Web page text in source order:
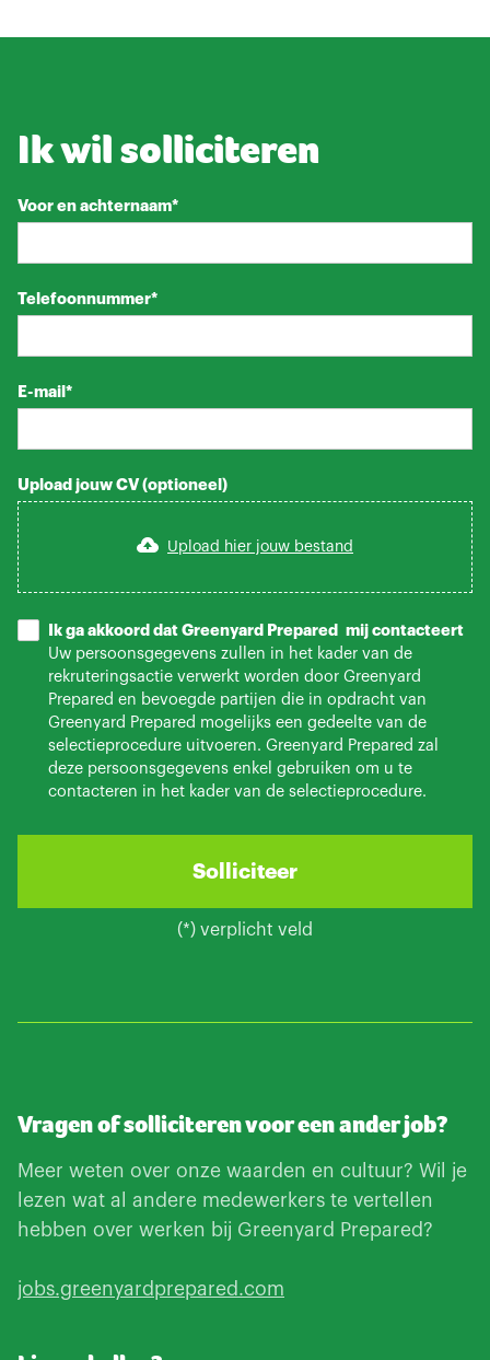
Ik wil solliciteren
Voor en achternaam*
Telefoonnummer*
E-mail*
Upload jouw CV (optioneel)
Upload hier jouw bestand
Ik ga akkoord dat Greenyard Prepared mij contacteert
Uw persoonsgegevens zullen in het kader van de
rekruteringsactie verwerkt worden door Greenyard
Prepared en bevoegde partijen die in opdracht van
Greenyard Prepared mogelijks een gedeelte van de
selectieprocedure uitvoeren. Greenyard Prepared zal
deze persoonsgegevens enkel gebruiken om u te
contacteren in het kader van de selectieprocedure.
(*) verplicht veld
Vragen of solliciteren voor een ander job?
Meer weten over onze waarden en cultuur? Wil je
lezen wat al andere medewerkers te vertellen
hebben over werken bij Greenyard Prepared?
jobs.greenyardprepared.com